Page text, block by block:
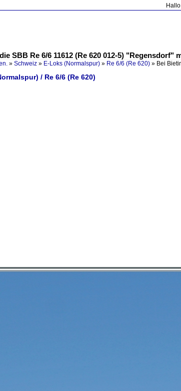
SBB Re 6/6 11612 (Re 620 012-5)
» Schweiz » E-Loks (Normalspur) » Re 6/6 (Re 620) » Bei
/ Re 6/6 (Re 620)